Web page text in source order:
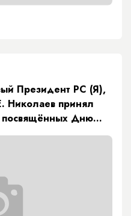
Президент РС (Я),
Николаев принял
посвящённых Дню
Победы г.